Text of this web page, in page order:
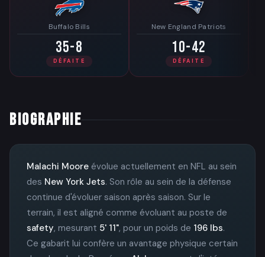
Buffalo Bills
35-8
DÉFAITE
New England Patriots
10-42
DÉFAITE
BIOGRAPHIE
Malachi Moore évolue actuellement en NFL au sein
des New York Jets. Son rôle au sein de la défense
continue d'évoluer saison après saison. Sur le
terrain, il est aligné comme évoluant au poste de
safety, mesurant 5' 11", pour un poids de 196 lbs.
Ce gabarit lui confère un avantage physique certain